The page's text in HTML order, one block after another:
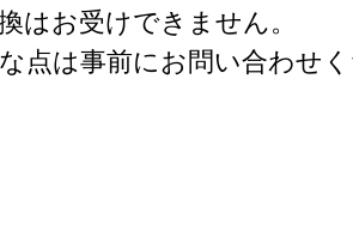
はお受けできません。
点は事前にお問い合わせ